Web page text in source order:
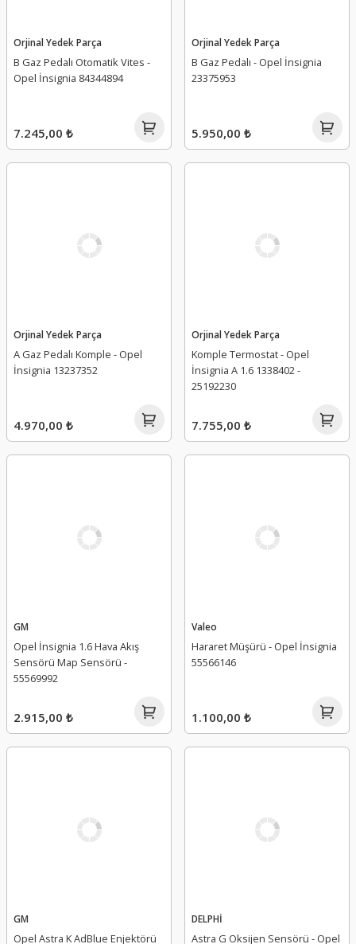
Orjinal Yedek Parça
B Gaz Pedalı Otomatik Vites -
Opel İnsignia 84344894
7.245,00 ₺
Orjinal Yedek Parça
B Gaz Pedalı - Opel İnsignia
23375953
5.950,00 ₺
Orjinal Yedek Parça
A Gaz Pedalı Komple - Opel
İnsignia 13237352
4.970,00 ₺
Orjinal Yedek Parça
Komple Termostat - Opel
İnsignia A 1.6 1338402 -
25192230
7.755,00 ₺
GM
Opel İnsignia 1.6 Hava Akış
Sensörü Map Sensörü -
55569992
2.915,00 ₺
Valeo
Hararet Müşürü - Opel İnsignia
55566146
1.100,00 ₺
GM
Opel Astra K AdBlue Enjektörü
DELPHİ
Astra G Oksijen Sensörü - Opel